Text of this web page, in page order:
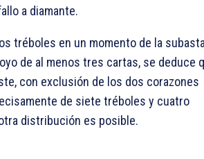
a diamante.
tréboles en un momento de la
de al menos tres cartas, se deduce
con exclusión de los dos corazones
de siete tréboles y cuatro
distribución es posible.